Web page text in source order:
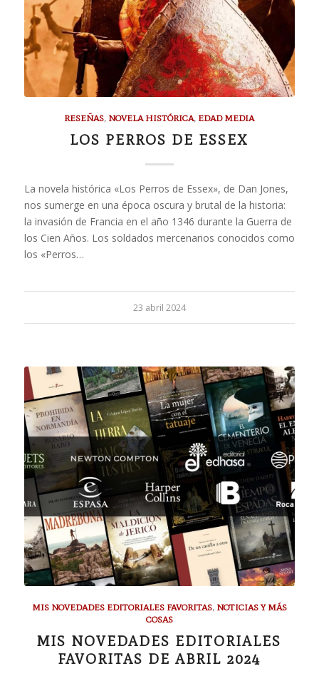
RESEÑAS, NOVELA HISTÓRICA, EDAD MEDIA
LOS PERROS DE ESSEX
La novela histórica «Los Perros de Essex», de Dan Jones,
nos sumerge en una época oscura y brutal de la historia:
la invasión de Francia en el año 1346 durante la Guerra de
los Cien Años. Los soldados mercenarios conocidos como
los «Perros…
23 abril 2024
MIS NOVEDADES EDITORIALES FAVORITAS, NOTICIAS Y MÁS
COSAS
MIS NOVEDADES EDITORIALES
FAVORITAS DE ABRIL 2024